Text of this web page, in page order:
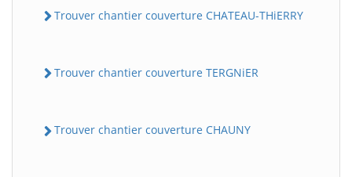
Trouver chantier couverture CHATEAU-THiERRY
Trouver chantier couverture TERGNiER
Trouver chantier couverture CHAUNY